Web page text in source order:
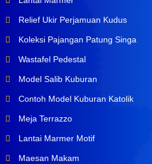
Relief Ukir Perjamuan Kudus
Koleksi Pajangan Patung Singa
Wastafel Pedestal
Model Salib Kuburan
Contoh Model Kuburan Katolik
Meja Terrazzo
Lantai Marmer Motif
Maesan Makam